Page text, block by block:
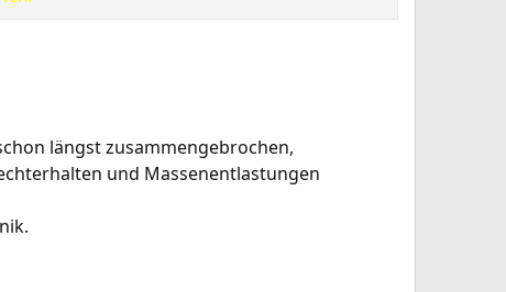
längst zusammengebrochen,
und Massenentlastungen